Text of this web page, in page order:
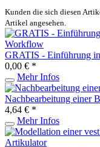
Kunden die sich diesen
Artikel angesehen.
GRATIS - Einführung
0,00 € *
Mehr Infos
Nachbearbeitung einer
4,64 € *
Mehr Infos